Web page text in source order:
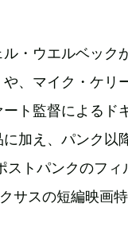
・ウエルベック
、マイク・ケリ
ト監督によるド
加え、パンク以
トパンクのフィ
サスの短編映画